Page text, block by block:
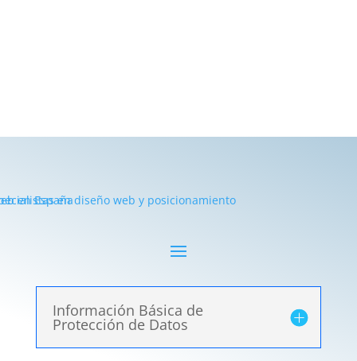
Información Básica de
Protección de Datos